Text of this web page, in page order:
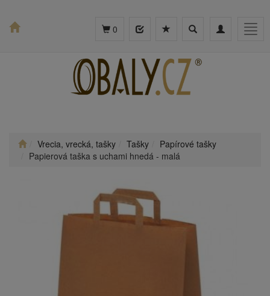
Toggle
Toggle
0
Vrecia, vrecká, tašky Tašky
Papírové tašky
Papierová taška s uchami hnedá - malá